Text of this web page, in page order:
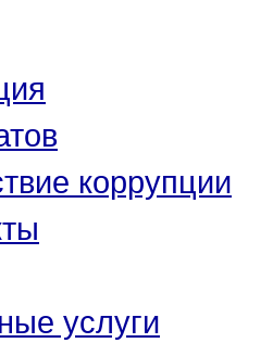
коррупции
услуги